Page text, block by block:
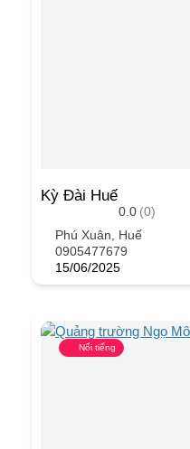
Kỳ Đài Huế
0.0 (0)
Phú Xuân, Huế
0905477679
15/06/2025
Nổi tiếng